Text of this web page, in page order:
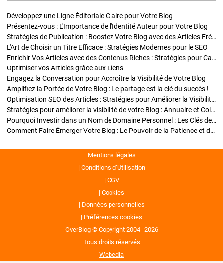
Développez une Ligne Éditoriale Claire pour Votre Blog
Présentez-vous : L'Importance de l'Identité Auteur pour Votre Blog
Stratégies de Publication : Boostez Votre Blog avec des Articles Fréquents et Exclusifs
L'Art de Choisir un Titre Efficace : Stratégies Modernes pour le SEO
Enrichir Vos Articles avec des Contenus Riches : Stratégies pour Captiver et Optimiser
Optimiser vos Articles grâce aux Liens
Engagez la Conversation pour Accroître la Visibilité de Votre Blog
Amplifiez la Portée de Votre Blog : Le partage est la clé du succès !
Optimisation SEO des Articles : Stratégies pour Améliorer la Visibilité de Votre Blog
Stratégies pour améliorer la visibilité de votre Blog : Annuaire et Collaborations
Pourquoi Investir dans un Nom de Domaine Personnel : Les Clés de la Réussite de Votre Blog
Comment Faire Émerger Votre Blog : Le Pouvoir de la Patience et de la Persévérance
Mentions légales
Conditions d’Utilisation
CGV
Cookies
Données personnelles
Préférences cookies
OverBlog © Copyright 2004--2026
Tous droits réservés
Webedia